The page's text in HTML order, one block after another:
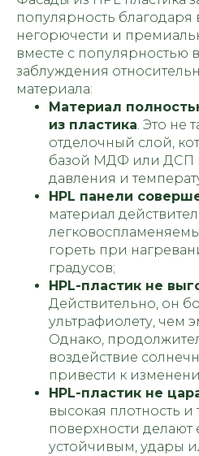
популярность
негорючести и
вместе с популярностью
заблуждения
материала:
Материал
из пластика. Это не
отделочный слой,
базой МДФ или ДСП
давления и
HPL панели
материал
гореть при
градусов;
HPL-пластик не
Действительно, он
ультрафиолету, чем
Однако,
воздействие
привести к
HPL-пластик не
высокая плотность
поверхности делают
устойчивым, удары